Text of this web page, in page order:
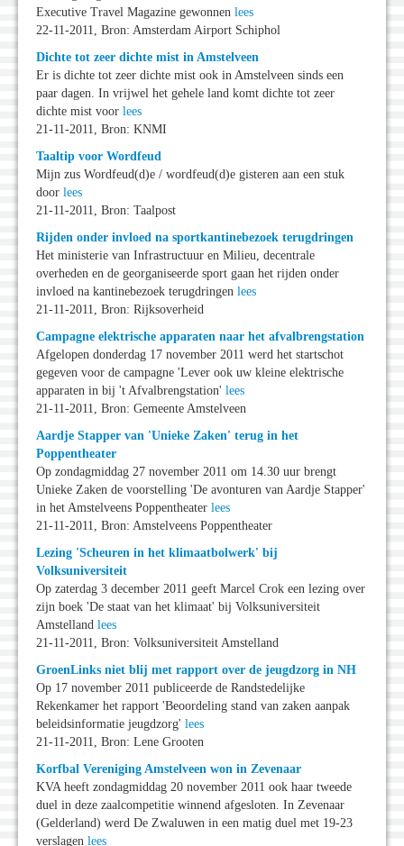
Executive Travel Magazine gewonnen lees
22-11-2011, Bron: Amsterdam Airport Schiphol
Dichte tot zeer dichte mist in Amstelveen
Er is dichte tot zeer dichte mist ook in Amstelveen sinds een
paar dagen. In vrijwel het gehele land komt dichte tot zeer
dichte mist voor lees
21-11-2011, Bron: KNMI
Taaltip voor Wordfeud
Mijn zus Wordfeud(d)e / wordfeud(d)e gisteren aan een stuk
door lees
21-11-2011, Bron: Taalpost
Rijden onder invloed na sportkantinebezoek terugdringen
Het ministerie van Infrastructuur en Milieu, decentrale
overheden en de georganiseerde sport gaan het rijden onder
invloed na kantinebezoek terugdringen lees
21-11-2011, Bron: Rijksoverheid
Campagne elektrische apparaten naar het afvalbrengstation
Afgelopen donderdag 17 november 2011 werd het startschot
gegeven voor de campagne 'Lever ook uw kleine elektrische
apparaten in bij 't Afvalbrengstation' lees
21-11-2011, Bron: Gemeente Amstelveen
Aardje Stapper van 'Unieke Zaken' terug in het
Poppentheater
Op zondagmiddag 27 november 2011 om 14.30 uur brengt
Unieke Zaken de voorstelling 'De avonturen van Aardje Stapper'
in het Amstelveens Poppentheater lees
21-11-2011, Bron: Amstelveens Poppentheater
Lezing 'Scheuren in het klimaatbolwerk' bij
Volksuniversiteit
Op zaterdag 3 december 2011 geeft Marcel Crok een lezing over
zijn boek 'De staat van het klimaat' bij Volksuniversiteit
Amstelland lees
21-11-2011, Bron: Volksuniversiteit Amstelland
GroenLinks niet blij met rapport over de jeugdzorg in NH
Op 17 november 2011 publiceerde de Randstedelijke
Rekenkamer het rapport 'Beoordeling stand van zaken aanpak
beleidsinformatie jeugdzorg' lees
21-11-2011, Bron: Lene Grooten
Korfbal Vereniging Amstelveen won in Zevenaar
KVA heeft zondagmiddag 20 november 2011 ook haar tweede
duel in deze zaalcompetitie winnend afgesloten. In Zevenaar
(Gelderland) werd De Zwaluwen in een matig duel met 19-23
verslagen lees